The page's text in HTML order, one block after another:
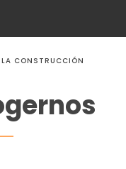
CONSTRUCCIÓN